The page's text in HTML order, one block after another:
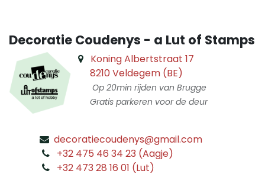
Decoratie Coudenys - a Lut of Stamps
Koning Albertstraat 17
8210 Veldegem (BE)
Op 20min rijden van Brugge
Gratis parkeren voor de deur
decoratiecoudenys@gmail.com
+32 475 46 34 23 (Aagje)
+32 473 28 16 01 (Lut)